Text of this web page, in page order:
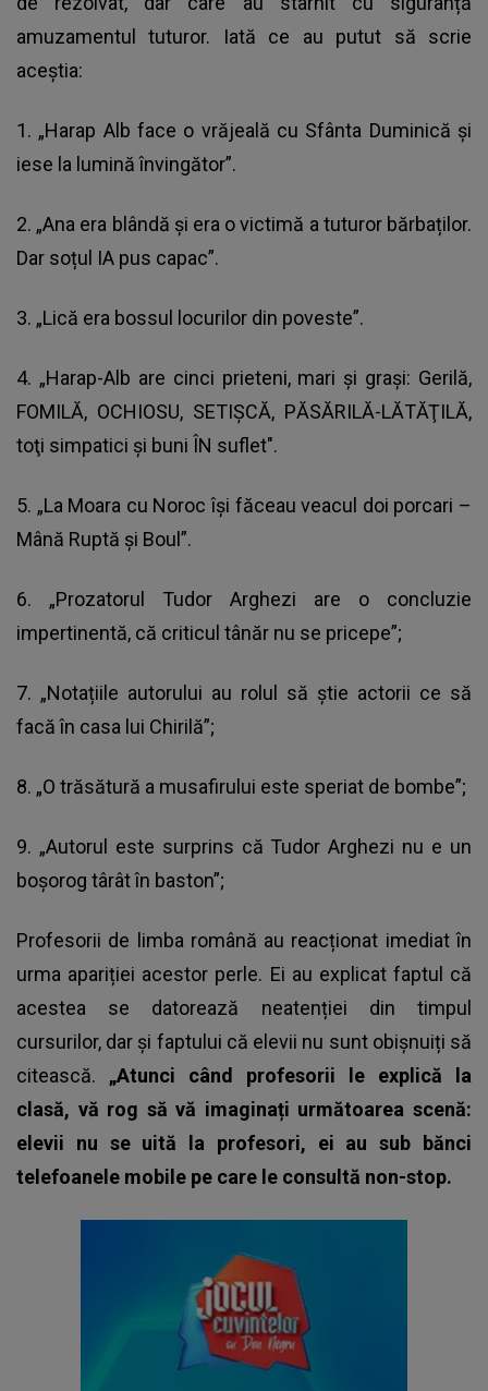
amuzamentul tuturor. Iată ce au putut să scrie
aceștia:
1. „Harap Alb face o vrăjeală cu Sfânta Duminică și
iese la lumină învingător”.
2. „Ana era blândă și era o victimă a tuturor bărbaților.
Dar soțul IA pus capac”.
3. „Lică era bossul locurilor din poveste”.
4. „Harap-Alb are cinci prieteni, mari şi graşi: Gerilă,
FOMILĂ, OCHIOSU, SETIŞCĂ, PĂSĂRILĂ-LĂTĂŢILĂ,
toţi simpatici şi buni ÎN suflet".
5. „La Moara cu Noroc își făceau veacul doi porcari –
Mână Ruptă și Boul”.
6. „Prozatorul Tudor Arghezi are o concluzie
impertinentă, că criticul tânăr nu se pricepe”;
7. „Notațiile autorului au rolul să știe actorii ce să
facă în casa lui Chirilă”;
8. „O trăsătură a musafirului este speriat de bombe”;
9. „Autorul este surprins că Tudor Arghezi nu e un
boșorog târât în baston”;
Profesorii de limba română au reacționat imediat în
urma apariției acestor perle. Ei au explicat faptul că
acestea se datorează neatenției din timpul
cursurilor, dar și faptului că elevii nu sunt obișnuiți să
citească. „Atunci când profesorii le explică la
clasă, vă rog să vă imaginați următoarea scenă:
elevii nu se uită la profesori, ei au sub bănci
telefoanele mobile pe care le consultă non-stop.